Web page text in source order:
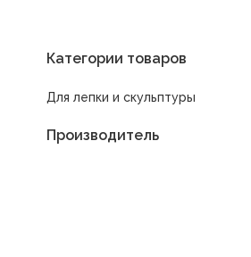
Категории товаров
Для лепки и скульптуры
Производитель